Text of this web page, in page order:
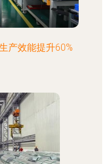
产效能提升60%